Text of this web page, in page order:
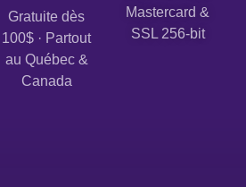
Gratuite dès
100$ · Partout
au Québec &
Canada
Mastercard &
SSL 256-bit